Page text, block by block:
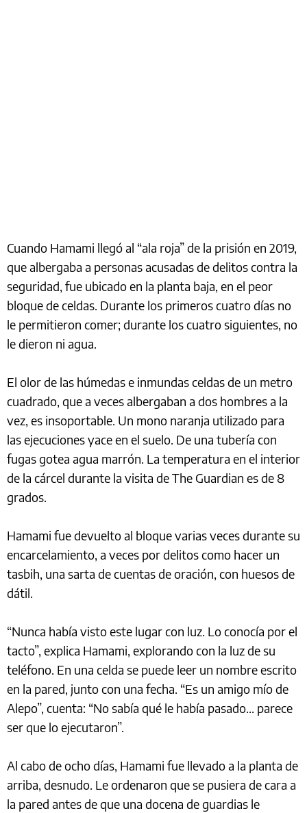
Cuando Hamami llegó al “ala roja” de la prisión en 2019,
que albergaba a personas acusadas de delitos contra la
seguridad, fue ubicado en la planta baja, en el peor
bloque de celdas. Durante los primeros cuatro días no
le permitieron comer; durante los cuatro siguientes, no
le dieron ni agua.
El olor de las húmedas e inmundas celdas de un metro
cuadrado, que a veces albergaban a dos hombres a la
vez, es insoportable. Un mono naranja utilizado para
las ejecuciones yace en el suelo. De una tubería con
fugas gotea agua marrón. La temperatura en el interior
de la cárcel durante la visita de The Guardian es de 8
grados.
Hamami fue devuelto al bloque varias veces durante su
encarcelamiento, a veces por delitos como hacer un
tasbih, una sarta de cuentas de oración, con huesos de
dátil.
“Nunca había visto este lugar con luz. Lo conocía por el
tacto”, explica Hamami, explorando con la luz de su
teléfono. En una celda se puede leer un nombre escrito
en la pared, junto con una fecha. “Es un amigo mío de
Alepo”, cuenta: “No sabía qué le había pasado... parece
ser que lo ejecutaron”.
Al cabo de ocho días, Hamami fue llevado a la planta de
arriba, desnudo. Le ordenaron que se pusiera de cara a
la pared antes de que una docena de guardias le